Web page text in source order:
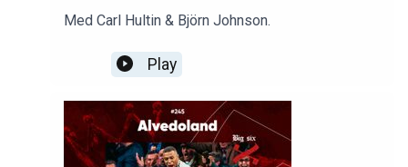
Med Carl Hultin & Björn Johnson.
Play